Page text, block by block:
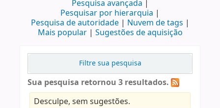
Pesquisa avançada
Pesquisar por hierarquia
Pesquisa de autoridade
Nuvem de tags
Mais popular
Sugestões de aquisição
Filtre sua pesquisa
Sua pesquisa retornou 3 resultados.
Desculpe, sem sugestões.